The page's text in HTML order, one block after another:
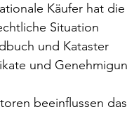
Käufer hat
Situation
und Kataster
und
beeinflussen